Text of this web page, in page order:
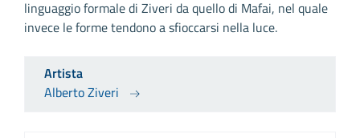
linguaggio formale di Ziveri da quello di Mafai, nel quale
invece le forme tendono a sfioccarsi nella luce.
Artista
Alberto Ziveri